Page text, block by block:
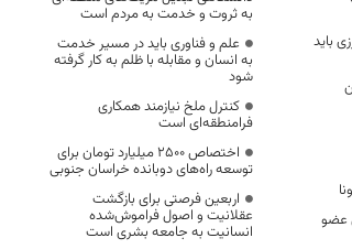
باید
عضو
به ثروت و خدمت به مردم است
علم و فناوری باید در مسیر خدمت
به انسان و مقابله با ظلم به کار گرفته
شود
کنترل ملخ نیازمند همکاری
فرامنطقه‌ای است
اختصاص 2500 میلیارد تومان برای
توسعه راه‌های دوبانده خراسان جنوبی
اربعین فرصتی برای بازگشت
عقلانیت و اصول فراموش‌شده
انسانیت به جامعه بشری است